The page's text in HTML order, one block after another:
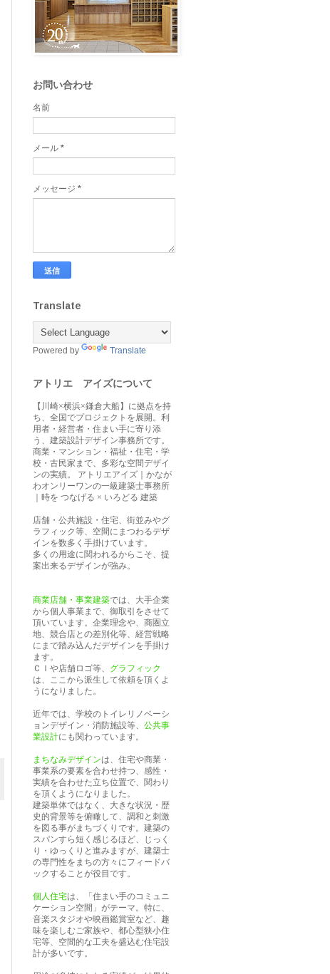
お問い合わせ
名前
メール *
メッセージ *
Translate
Powered by Translate
アトリエ アイズについて
【川崎×横浜×鎌倉大船】に拠点を持
ち、全国でプロジェクトを展開。利
用者・経営者・住まい手に寄り添
う、建築設計デザイン事務所です。
商業・マンション・福祉・住宅・学
校・古民家まで、多彩な空間デザイ
ンの実績。 アトリエアイズ｜かなが
わオンリーワンの一級建築士事務所
｜時を つなげる × いろどる 建築
店舗・公共施設・住宅、街並みやグ
ラフィック等、空間にまつわるデザ
インを数多く手掛けています。
多くの用途に関われるからこそ、提
案出来るデザインが強み。
商業店舗・事業建築では、大手企業
から個人事業まで、御取引をさせて
頂いています。企業理念や、商圏立
地、競合店との差別化等、経営戦略
にまで踏み込んだデザインを手掛け
ます。
ＣＩや店舗ロゴ等、 グラフィック
は、ここから派生して依頼を頂くよ
うになりました。
近年では、学校のトイレリノベーシ
ョンデザイン・消防施設等、 公共事
業設計にも関わっています。
まちなみデザインは、住宅や商業・
事業系の要素を合わせ持つ、感性・
実績を合わせた立ち位置で、関わり
を頂くようになりました。
建築単体ではなく、大きな状況・歴
史的背景等を俯瞰して、調和と刺激
を図る事がまちづくりです。建築の
スパンすら短く感じるほど、じっく
り・ゆっくりと進みますが、建築士
の専門性をまちの方々にフィードバ
ックすることが役目です。
個人住宅は、「住まい手のコミュニ
ケーション空間」がテーマ。特に、
音楽スタジオや映画鑑賞室など、趣
味を楽しむご家族や、都心型狭小住
宅等、空間的な工夫を盛込む住宅設
計が多いです。